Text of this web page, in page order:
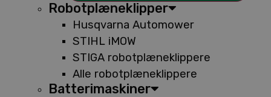
Robotplæneklipper
Husqvarna Automower
STIHL iMOW
STIGA robotplæneklippere
Alle robotplæneklippere
Batterimaskiner